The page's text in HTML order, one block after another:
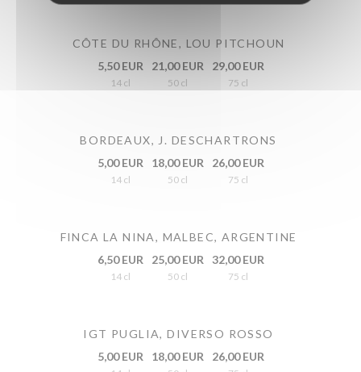
CÔTE DU RHÔNE, LOU PITCHOUN
5,50 EUR
14 cl
21,00 EUR
50 cl
29,00 EUR
75 cl
BORDEAUX, J. DESCHARTRONS
5,00 EUR
14 cl
18,00 EUR
50 cl
26,00 EUR
75 cl
FINCA LA NINA, MALBEC, ARGENTINE
6,50 EUR
14 cl
25,00 EUR
50 cl
32,00 EUR
75 cl
IGT PUGLIA, DIVERSO ROSSO
5,00 EUR
18,00 EUR 26,00 EUR